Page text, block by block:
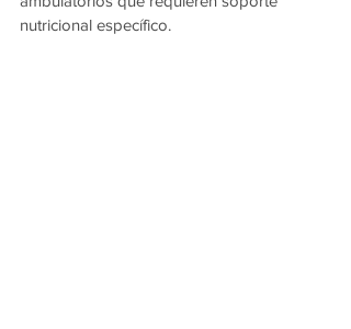
nutricional específico.